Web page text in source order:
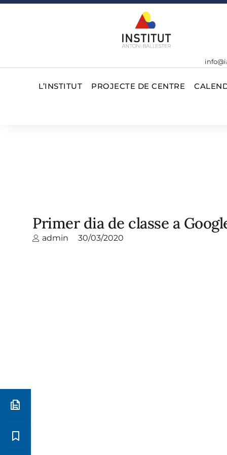
L’INSTITUT PROJECTE DE CENTRE
Primer dia de classe a
admin 30/03/2020
Preinscripció i matrícula
Estudis